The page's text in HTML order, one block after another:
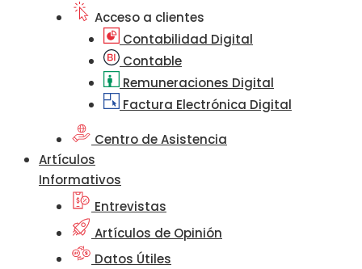
Acceso a clientes
Contabilidad Digital
Contable
Remuneraciones Digital
Factura Electrónica Digital
Centro de Asistencia
Artículos
Informativos
Entrevistas
Artículos de Opinión
Datos Útiles